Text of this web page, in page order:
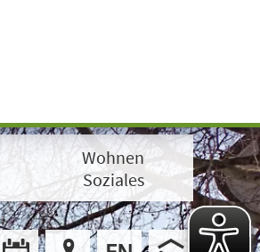
Wohnen
Soziales